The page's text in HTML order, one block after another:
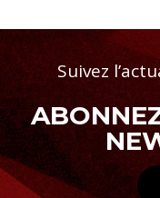
Suivez